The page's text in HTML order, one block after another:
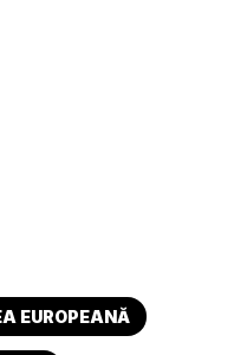
EUROPEANĂ